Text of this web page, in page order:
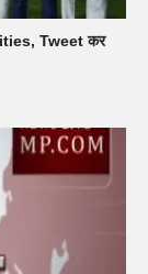
Tweet कर